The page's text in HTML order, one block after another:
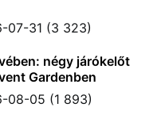
07-31 (3 323)
négy járókelőt
Gardenben
08-05 (1 893)